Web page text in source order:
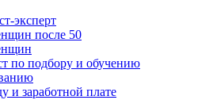
эксперт
после 50
по подбору и обучению
и заработной плате